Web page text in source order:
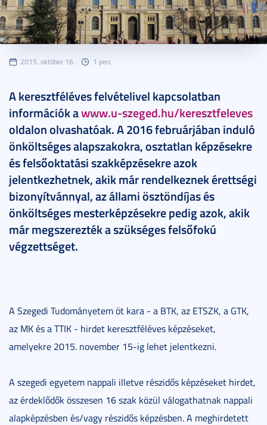
2015. október 16. 1 perc
A keresztféléves felvételivel kapcsolatban
információk awww.u-szeged.hu/keresztfeleves
oldalon olvashatóak. A 2016 februárjában induló
önköltséges alapszakokra, osztatlan képzésekre
és felsőoktatási szakképzésekre azok
jelentkezhetnek, akik már rendelkeznek érettségi
bizonyítvánnyal, az állami ösztöndíjas és
önköltséges mesterképzésekre pedig azok, akik
már megszerezték a szükséges felsőfokú
végzettséget.
A Szegedi Tudományetem öt kara - a BTK, az ETSZK, a GTK,
az MK és a TTIK - hirdet keresztféléves képzéseket,
amelyekre 2015. november 15-ig lehet jelentkezni.
A szegedi egyetem nappali illetve részidős képzéseket hirdet,
az érdeklődők összesen 16 szak közül válogathatnak nappali
alapképzésben és/vagy részidős képzésben. A meghirdetett